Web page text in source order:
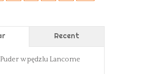
Recent
Puder w pędzlu Lancome